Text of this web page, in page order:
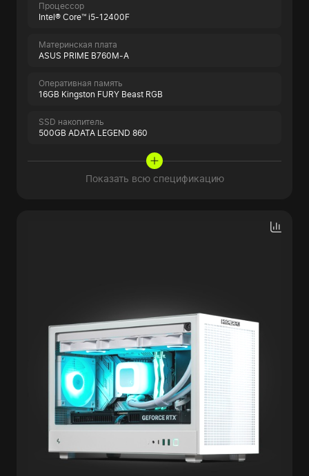
Процессор
Intel® Core™ i5-12400F
Материнская плата
ASUS PRIME B760M-A
Оперативная память
16GB Kingston FURY Beast RGB
SSD накопитель
500GB ADATA LEGEND 860
Показать всю спецификацию